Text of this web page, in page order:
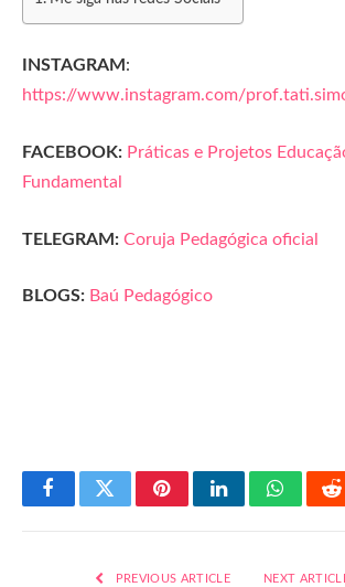
INSTAGRAM :
https://www.instagram.com/
FACEBOOK: Práticas e Projetos
Fundamental
TELEGRAM: Coruja Pedagógica oficial
BLOGS: Baú Pedagógico
FacebookTwitterPinterestLinkedIn
PREVIOUS ARTICLE NEXT